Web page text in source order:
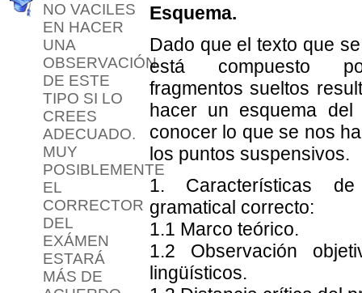
NO VACILES
EN HACER
UNA
OBSERVACIÓN
DE ESTE
TIPO SI LO
CREES
ADECUADO.
MUY
POSIBLEMENTE
EL
CORRECTOR
DEL
EXÁMEN
ESTARÁ
MÁS DE
Esquema.
Dado que el texto que
está compuesto
fragmentos sueltos
hacer un esquema
conocer lo que se nos
los puntos suspensivos.
1. Características
gramatical correcto:
1.1 Marco teórico.
1.2 Observación
lingüísticos.